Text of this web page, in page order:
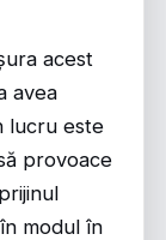
acest
avea
lucru este
provoace
modul în